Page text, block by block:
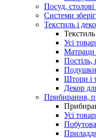
Посуд,
Системи
Текстиль і
Текстиль
Усі
Матраци
Постіль,
Штори і
Декор
Прибирання,
Усі
Побутова